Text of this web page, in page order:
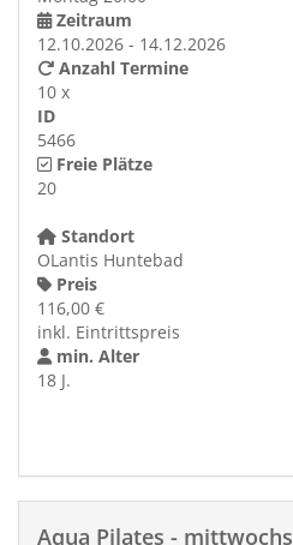
Zeitraum
12.10.2026 - 14.12.2026
Anzahl Termine
10 x
ID
5466
Freie Plätze
20
Standort
OLantis Huntebad
Preis
116,00 €
inkl. Eintrittspreis
min. Alter
18 J.
Aqua Pilates - mittwochs